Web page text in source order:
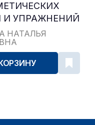
И УПРАЖНЕНИЙ
НАТАЛЬЯ